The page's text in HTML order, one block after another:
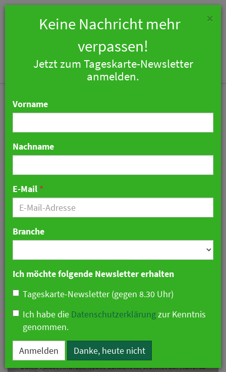
Zafiro Palace Andratx:
Neues Luxushotel
eröffnet auf Mallorca
Zafiro Palace Andratx: Neues Luxushotel eröffnet auf Mallorca
×
Keine Nachricht mehr
verpassen!
Jetzt zum Tageskarte-Newsletter
anmelden.
Vorname
Nachname
E-Mail *
Branche
Ich möchte folgende Newsletter erhalten
Tageskarte-Newsletter (gegen 8.30 Uhr)
Ich habe die Datenschutzerklärungzur Kenntnis
genommen.
Anmelden Danke, heute nicht